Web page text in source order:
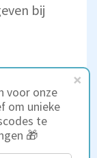
bij
mensen
Dit is
voor wie
voor onze
om unieke
te
🎁